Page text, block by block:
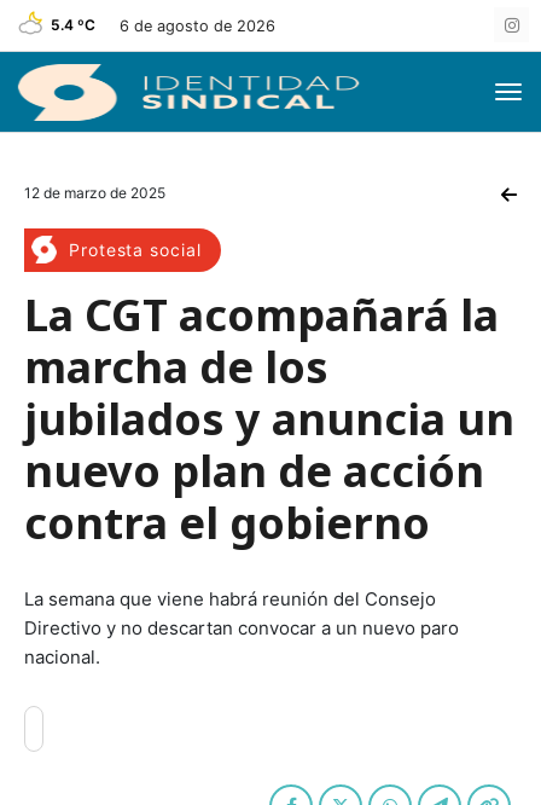
5.4 ºC 6 de agosto de 2026
12 de marzo de 2025
Protesta social
La CGT acompañará la
marcha de los
jubilados y anuncia un
nuevo plan de acción
contra el gobierno
La semana que viene habrá reunión del Consejo
Directivo y no descartan convocar a un nuevo paro
nacional.